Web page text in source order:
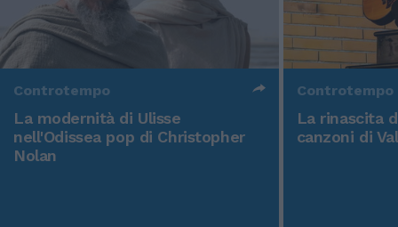
Controtempo
La modernità di Ulisse
nell'Odissea pop di Christopher
Nolan
Controtempo
La rinascita
canzoni di